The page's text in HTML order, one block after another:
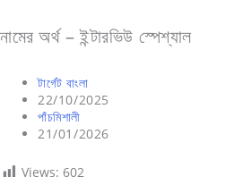
panel.
নামের অর্থ – ইন্টারভিউ স্পেশ্যাল
Post
author:
টার্গেট বাংলা
Post
published:
22/10/2025
Post
category:
পাঁচমিশালী
Post
modified:
21/01/2026
Views: 602